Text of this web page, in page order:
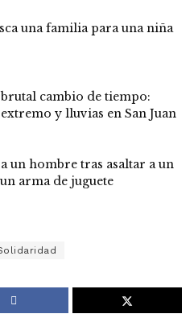
una familia para una niña
brutal cambio de tiempo:
y lluvias en San Juan
un hombre tras asaltar a un
arma de juguete